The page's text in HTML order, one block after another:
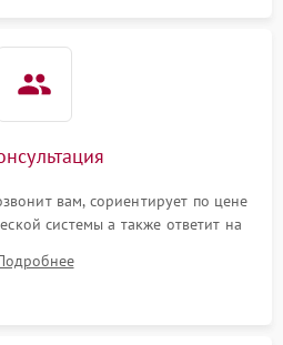
вам, сориентирует по цене
системы а также ответит на